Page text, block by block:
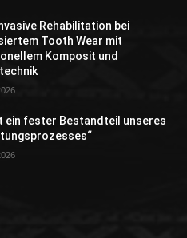
Rehabilitation bei
Tooth Wear mit
Komposit und
ein fester Bestandteil unseres